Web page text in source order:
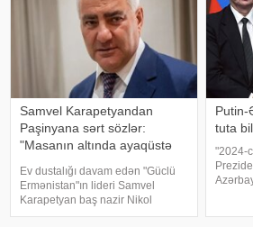
Samvel Karapetyandan
Paşinyana sərt sözlər:
"Masanın altında ayaqüstə
Ev dustalığı davam edən "Güclü
Ermənistan"ın lideri Samvel
Karapetyan baş nazir Nikol
Paşinyanın onu xeyriyyəçiliklə
Putin-
tuta
"2024-